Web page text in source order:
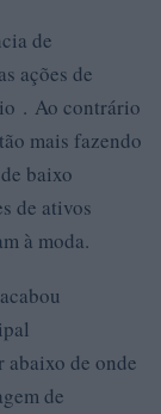
de
ações de
. Ao contrário
mais fazendo
baixo
de ativos
à moda.
abaixo de onde
de